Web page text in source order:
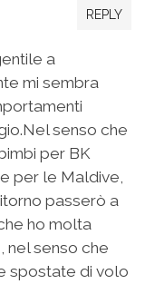
REPLY
a
mi sembra
senso che
per BK
per le Maldive,
passerò a
ho molta
nel senso che
spostate di volo